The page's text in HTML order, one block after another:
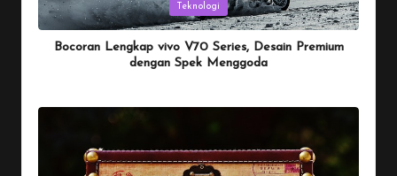
Posted
Teknologi
Bocoran Lengkap vivo V70 Series, Desain Premium
dengan Spek Menggoda